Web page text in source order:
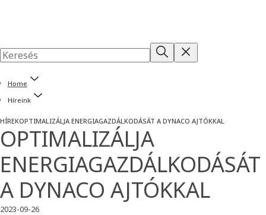
Home
Híreink
HÍREKOPTIMALIZÁLJA ENERGIAGAZDÁLKODÁSÁT A DYNACO AJTÓKKAL
OPTIMALIZÁLJA
ENERGIAGAZDÁLKODÁSÁT
A DYNACO AJTÓKKAL
2023-09-26